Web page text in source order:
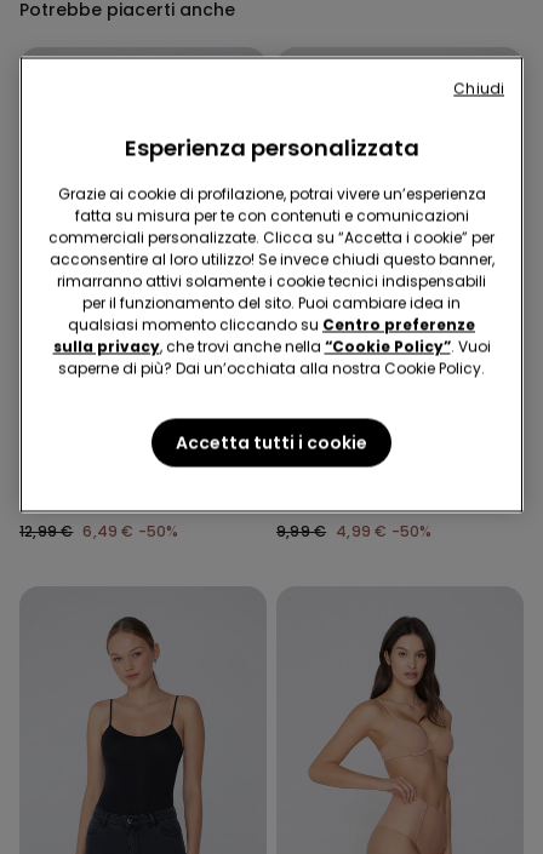
Potrebbe piacerti anche
12,99 € 6,49 € -50%
2 Colori
9,99 € 4,99 € -50%
Esperienza personalizzata
Grazie ai cookie di profilazione, potrai vivere un’esperienza
fatta su misura per te con contenuti e comunicazioni
commerciali personalizzate. Clicca su “Accetta i cookie” per
acconsentire al loro utilizzo! Se invece chiudi questo banner,
rimarranno attivi solamente i cookie tecnici indispensabili
per il funzionamento del sito. Puoi cambiare idea in
qualsiasi momento cliccando su Centro preferenze
sulla privacy, che trovi anche nella “Cookie Policy”. Vuoi
saperne di più? Dai un’occhiata alla nostra Cookie Policy.
Accetta tutti i cookie
Chiudi